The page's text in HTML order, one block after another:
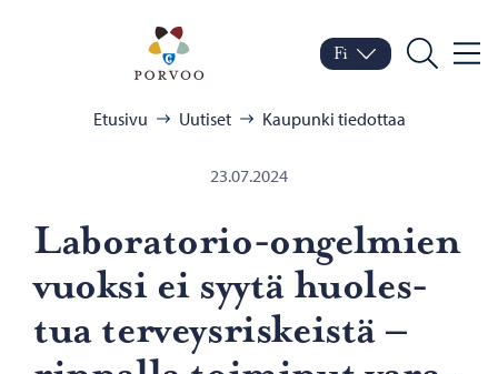
Porvoo – Siirry
Vaihda kieltä
Nykyinen kieli: Suomi
Fi
Hae
Etusivu Uutiset Kaupunki tiedottaa
23.07.2024
Laboratorio-​ongelmien
vuok­si ei syytä huo­les­
tua ter­veys­ris­keis­tä –